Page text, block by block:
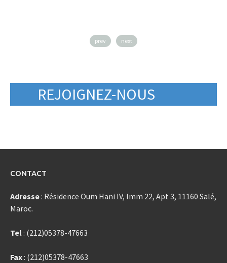
prev next
REJOIGNEZ-NOUS
CONTACT
Adresse: Résidence Oum Hani IV, Imm 22, Apt 3, 11160 Salé,
Maroc.
Tel: (212)05378-47663
Fax: (212)05378-47663